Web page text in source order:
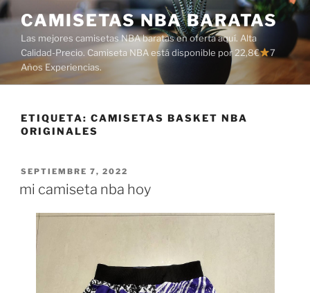
Saltar
al
contenido
CAMISETAS NBA BARATAS
Las mejores camisetas NBA baratas en oferta aquí. Alta
Calidad-Precio. Camiseta NBA está disponible por 22,8€
7
Años Experiencias.
ETIQUETA: CAMISETAS BASKET NBA
ORIGINALES
PUBLICADO
SEPTIEMBRE 7, 2022
mi camiseta nba hoy